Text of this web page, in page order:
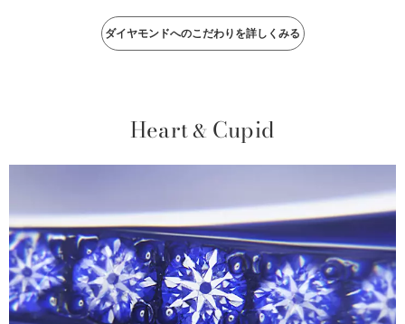
ダイヤモンドへのこだわりを詳しくみる
Heart& Cupid